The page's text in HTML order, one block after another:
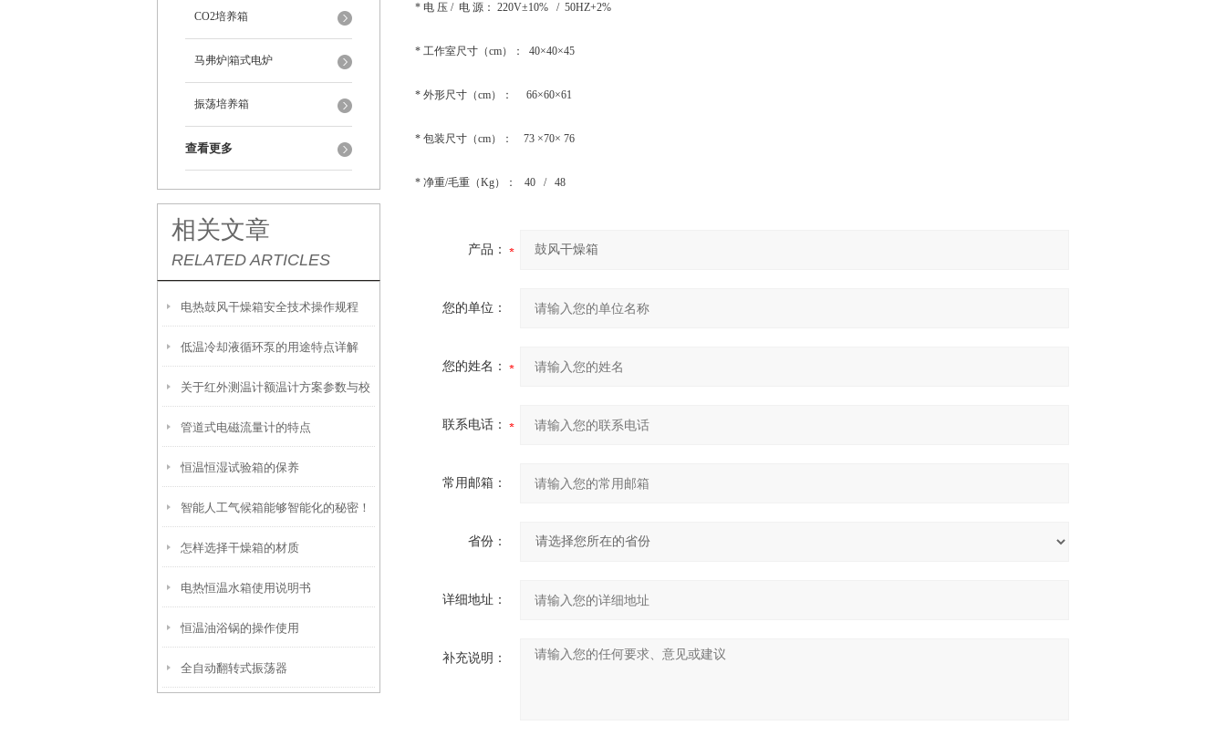
CO2培养箱
马弗炉|箱式电炉
振荡培养箱
查看更多
相关文章
RELATED ARTICLES
电热鼓风干燥箱安全技术操作规程
低温冷却液循环泵的用途特点详解
关于红外测温计额温计方案参数与校
准方式分析
管道式电磁流量计的特点
恒温恒湿试验箱的保养
智能人工气候箱能够智能化的秘密！
怎样选择干燥箱的材质
电热恒温水箱使用说明书
恒温油浴锅的操作使用
全自动翻转式振荡器
* 电 压 / 电 源： 220V±10% / 50HZ+2%
* 工作室尺寸（cm）： 40×40×45
* 外形尺寸（cm）： 66×60×61
* 包装尺寸（cm）： 73 ×70× 76
* 净重/毛重（Kg）： 40 / 48
产品：
您的单位：
您的姓名：
联系电话：
常用邮箱：
省份：
详细地址：
补充说明：